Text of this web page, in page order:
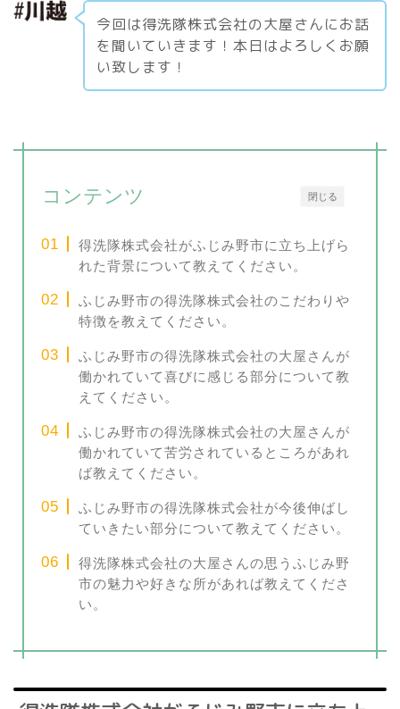
今回は得洗隊株式会社の大屋さんにお話
を聞いていきます！本日はよろしくお願
い致します！
閉じる
コンテンツ
得洗隊株式会社がふじみ野市に立ち上げら
れた背景について教えてください。
ふじみ野市の得洗隊株式会社のこだわりや
特徴を教えてください。
ふじみ野市の得洗隊株式会社の大屋さんが
働かれていて喜びに感じる部分について教
えてください。
ふじみ野市の得洗隊株式会社の大屋さんが
働かれていて苦労されているところがあれ
ば教えてください。
ふじみ野市の得洗隊株式会社が今後伸ばし
ていきたい部分について教えてください。
得洗隊株式会社の大屋さんの思うふじみ野
市の魅力や好きな所があれば教えてくださ
い。